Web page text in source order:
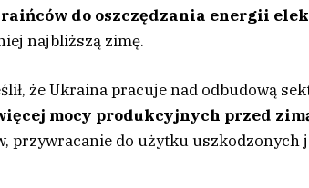
do oszczędzania energii
najbliższą zimę.
że Ukraina pracuje nad odbudową
mocy produkcyjnych przed
przywracanie do użytku